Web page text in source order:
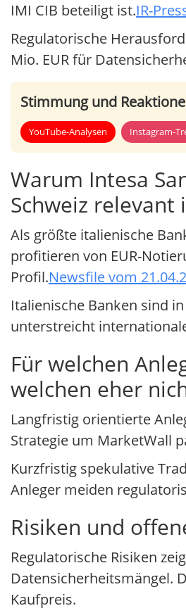
IMI CIB beteiligt ist.IR-
Regulatorische
Mio. EUR für
Stimmung und
YouTube-Analysen Instagram-
Warum Intesa
Schweiz relevant
Als größte italienische
profitieren von EUR-
Profil.Newsfile vom
Italienische Banken sind
unterstreicht
Für welchen
welchen eher
Langfristig orientierte
Strategie um MarketWall
Kurzfristig spekulative
Anleger meiden
Risiken und
Regulatorische Risiken
Datensicherheitsmängel.
Kaufpreis.